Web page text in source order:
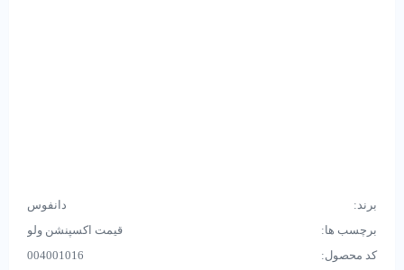
برند:
دانفوس
برچسب ها:
قیمت اکسپنشن ولو
کد محصول:
004001016